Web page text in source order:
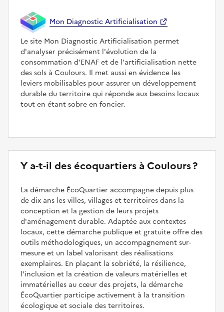
Mon Diagnostic Artificialisation
Le site Mon Diagnostic Artificialisation permet
d'analyser précisément l'évolution de la
consommation d'ENAF et de l'artificialisation nette
des sols à Coulours. Il met aussi en évidence les
leviers mobilisables pour assurer un développement
durable du territoire qui réponde aux besoins locaux
tout en étant sobre en foncier.
Y a-t-il des écoquartiers à Coulours ?
La démarche ÉcoQuartier accompagne depuis plus
de dix ans les villes, villages et territoires dans la
conception et la gestion de leurs projets
d'aménagement durable. Adaptée aux contextes
locaux, cette démarche publique et gratuite offre des
outils méthodologiques, un accompagnement sur-
mesure et un label valorisant des réalisations
exemplaires. En plaçant la sobriété, la résilience,
l'inclusion et la création de valeurs matérielles et
immatérielles au cœur des projets, la démarche
ÉcoQuartier participe activement à la transition
écologique et sociale des territoires.